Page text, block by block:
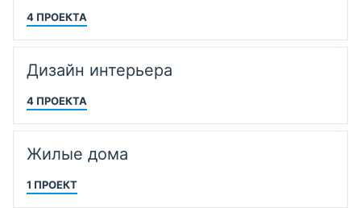
4 ПРОЕКТА
Дизайн интерьера
4 ПРОЕКТА
Жилые дома
1 ПРОЕКТ